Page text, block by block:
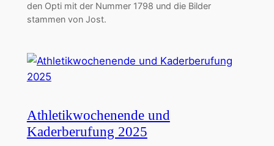
den Opti mit der Nummer 1798 und die Bilder
stammen von Jost.
Athletikwochenende und
Kaderberufung 2025